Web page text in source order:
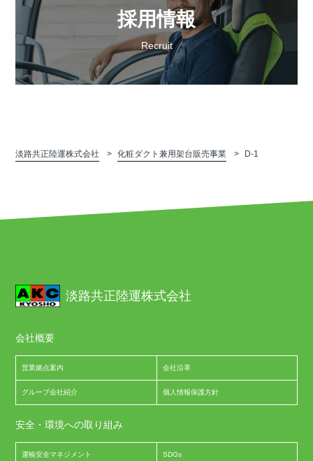
採用情報
Recruit
淡路共正陸運株式会社 化粧ダクト兼用架台販売事業 D-1
淡路共正陸運株式会社
会社概要
営業拠点案内 会社沿革
グループ会社紹介 個人情報保護方針
安全・環境への取り組み
運輸安全マネジメント SDGs